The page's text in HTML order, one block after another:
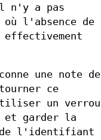
n'y a pas
l'absence de
une note de
ce
un verrou
garder la
l'identifiant